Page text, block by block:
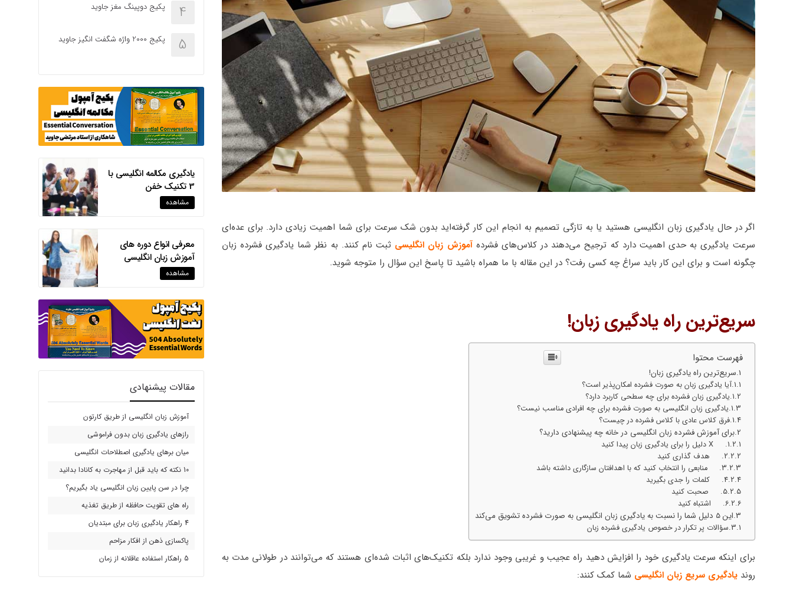
اگر در حال یادگیری زبان انگلیسی هستید یا به تازگی تصمیم به انجام این کار گرفته‌اید بدون شک سرعت برای شما اهمیت زیادی دارد. برای عده‌ای
سرعت یادگیری به حدی اهمیت دارد که ترجیح می‌دهند در کلاس‌های فشردهآموزش زبان انگلیسی ثبت نام کنند. به نظر شما یادگیری فشرده زبان
چگونه است و برای این کار باید سراغ چه کسی رفت؟ در این مقاله با ما همراه باشید تا پاسخ این سؤال را متوجه شوید.
سریع‌ترین راه یادگیری زبان!
فهرست محتوا
سریع‌ترین راه یادگیری زبان!
آیا یادگیری زبان به صورت فشرده امکان‌پذیر است؟
یادگیری زبان فشرده برای چه سطحی کاربرد دارد؟
یادگیری زبان انگلیسی به صورت فشرده برای چه افرادی مناسب نیست؟
فرق کلاس عادی با کلاس فشرده در چیست؟
برای آموزش فشرده زبان انگلیسی در خانه چه پیشنهادی دارید؟
1. X دلیل را برای یادگیری زبان پیدا کنید
2. هدف گذاری کنید
3. منابعی را انتخاب کنید که با اهدافتان سازگاری داشته باشد
4. کلمات را جدی بگیرید
5. صحبت کنید
6. اشتباه کنید
این 5 دلیل شما را نسبت به یادگیری زبان انگلیسی به صورت فشرده تشویق می‌کند
سؤالات پر تکرار در خصوص یادگیری فشرده زبان
برای اینکه سرعت یادگیری خود را افزایش دهید راه عجیب و غریبی وجود ندارد بلکه تکنیک‌های اثبات شده‌ای هستند که می‌توانند در طولانی مدت به
روندیادگیری سریع زبان انگلیسی شما کمک کنند:
4 پکیج دوپینگ مغز جاوید
5 پکیج 2000 واژه شگفت انگیز جاوید
یادگیری مکالمه انگلیسی با
3 تکنیک خفن
مشاهده
معرفی انواع دوره های
آموزش زبان انگلیسی
مشاهده
مقالات پیشنهادی
آموزش زبان انگلیسی از طریق کارتون
رازهای یادگیری زبان بدون فراموشی
میان برهای یادگیری اصطلاحات انگلیسی
10 نکته که باید قبل از مهاجرت به کانادا بدانید
چرا در سن پایین زبان انگلیسی یاد بگیریم؟
راه های تقویت حافظه از طریق تغذیه
4 راهکار یادگیری زبان برای مبتدیان
پاکسازی ذهن از افکار مزاحم
5 راهکار استفاده عاقلانه از زمان